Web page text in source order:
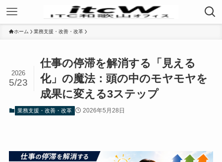
ホーム 業務支援・改善・改革
仕事の停滞を解消する「見える
化」の魔法：頭の中のモヤモヤを
成果に変える3ステップ
2026
5/23
業務支援・改善・改革 2026年5月28日